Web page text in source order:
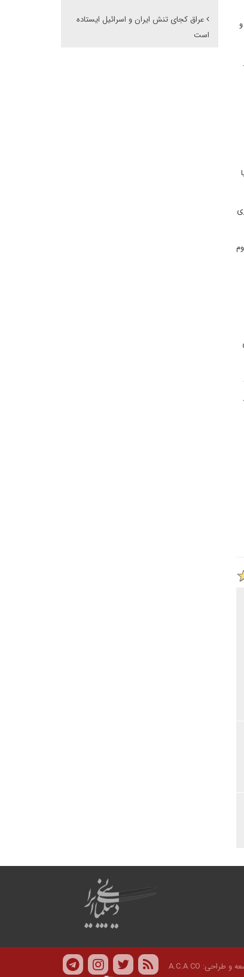
و
همکاری
عراق کجای تنش ایران و اسرائیل ایستاده
است
و طراحی: A.C.A CO